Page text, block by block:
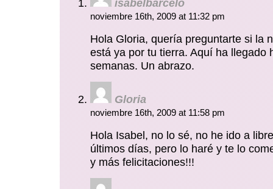
isabelbarcelo
noviembre 16th, 2009 at 11:32 pm
Hola Gloria, quería preguntarte si la
está ya por tu tierra. Aquí ha llegado
semanas. Un abrazo.
Gloria
noviembre 16th, 2009 at 11:58 pm
Hola Isabel, no lo sé, no he ido a
últimos días, pero lo haré y te lo
y más felicitaciones!!!